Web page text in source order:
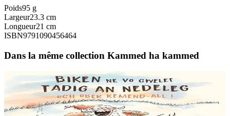
Poids95 g
Largeur23.3 cm
Longueur21 cm
ISBN9791090456464
Dans la même collection Kammed ha kammed
6 ans et plus
Sav-heol
Tout ce que le Père Noël ne fera jamais